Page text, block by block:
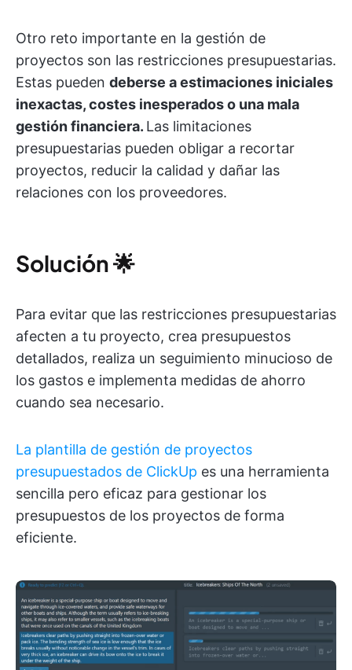
Otro reto importante en la gestión de
proyectos son las restricciones presupuestarias.
Estas pueden deberse a estimaciones iniciales
inexactas, costes inesperados o una mala
gestión financiera. Las limitaciones
presupuestarias pueden obligar a recortar
proyectos, reducir la calidad y dañar las
relaciones con los proveedores.
Solución🌟
Para evitar que las restricciones presupuestarias
afecten a tu proyecto, crea presupuestos
detallados, realiza un seguimiento minucioso de
los gastos e implementa medidas de ahorro
cuando sea necesario.
La plantilla de gestión de proyectos
presupuestados de ClickUp es una herramienta
sencilla pero eficaz para gestionar los
presupuestos de los proyectos de forma
eficiente.